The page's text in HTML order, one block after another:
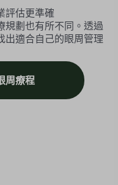
評估更準確
規劃也有所不同。透過
出適合自己的眼周管理
周療程